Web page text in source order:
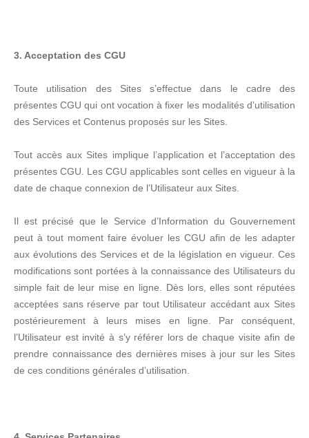
3. Acceptation des CGU
Toute utilisation des Sites s’effectue dans le cadre des
présentes CGU qui ont vocation à fixer les modalités d’utilisation
des Services et Contenus proposés sur les Sites.
Tout accès aux Sites implique l’application et l’acceptation des
présentes CGU. Les CGU applicables sont celles en vigueur à la
date de chaque connexion de l’Utilisateur aux Sites.
Il est précisé que le Service d’Information du Gouvernement
peut à tout moment faire évoluer les CGU afin de les adapter
aux évolutions des Services et de la législation en vigueur. Ces
modifications sont portées à la connaissance des Utilisateurs du
simple fait de leur mise en ligne. Dès lors, elles sont réputées
acceptées sans réserve par tout Utilisateur accédant aux Sites
postérieurement à leurs mises en ligne. Par conséquent,
l’Utilisateur est invité à s’y référer lors de chaque visite afin de
prendre connaissance des dernières mises à jour sur les Sites
de ces conditions générales d’utilisation.